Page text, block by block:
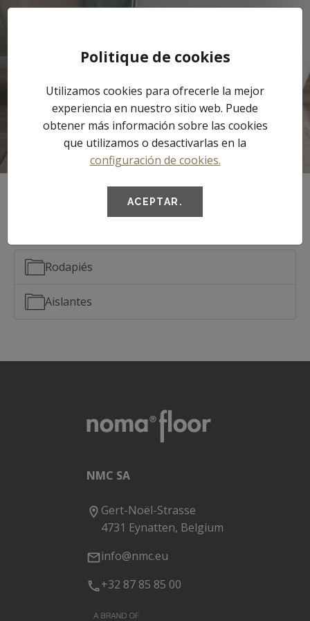
Documentos
Rodapiés
Aislantes
NMC SA
Gert-Noël-Strasse
4731 Eynatten, Belgium
info@nmc.eu
+32 87 85 85 00
Politique de cookies
Utilizamos cookies para ofrecerle la mejor
experiencia en nuestro sitio web. Puede
obtener más información sobre las cookies
que utilizamos o desactivarlas en la
configuración de cookies.
ACEPTAR.